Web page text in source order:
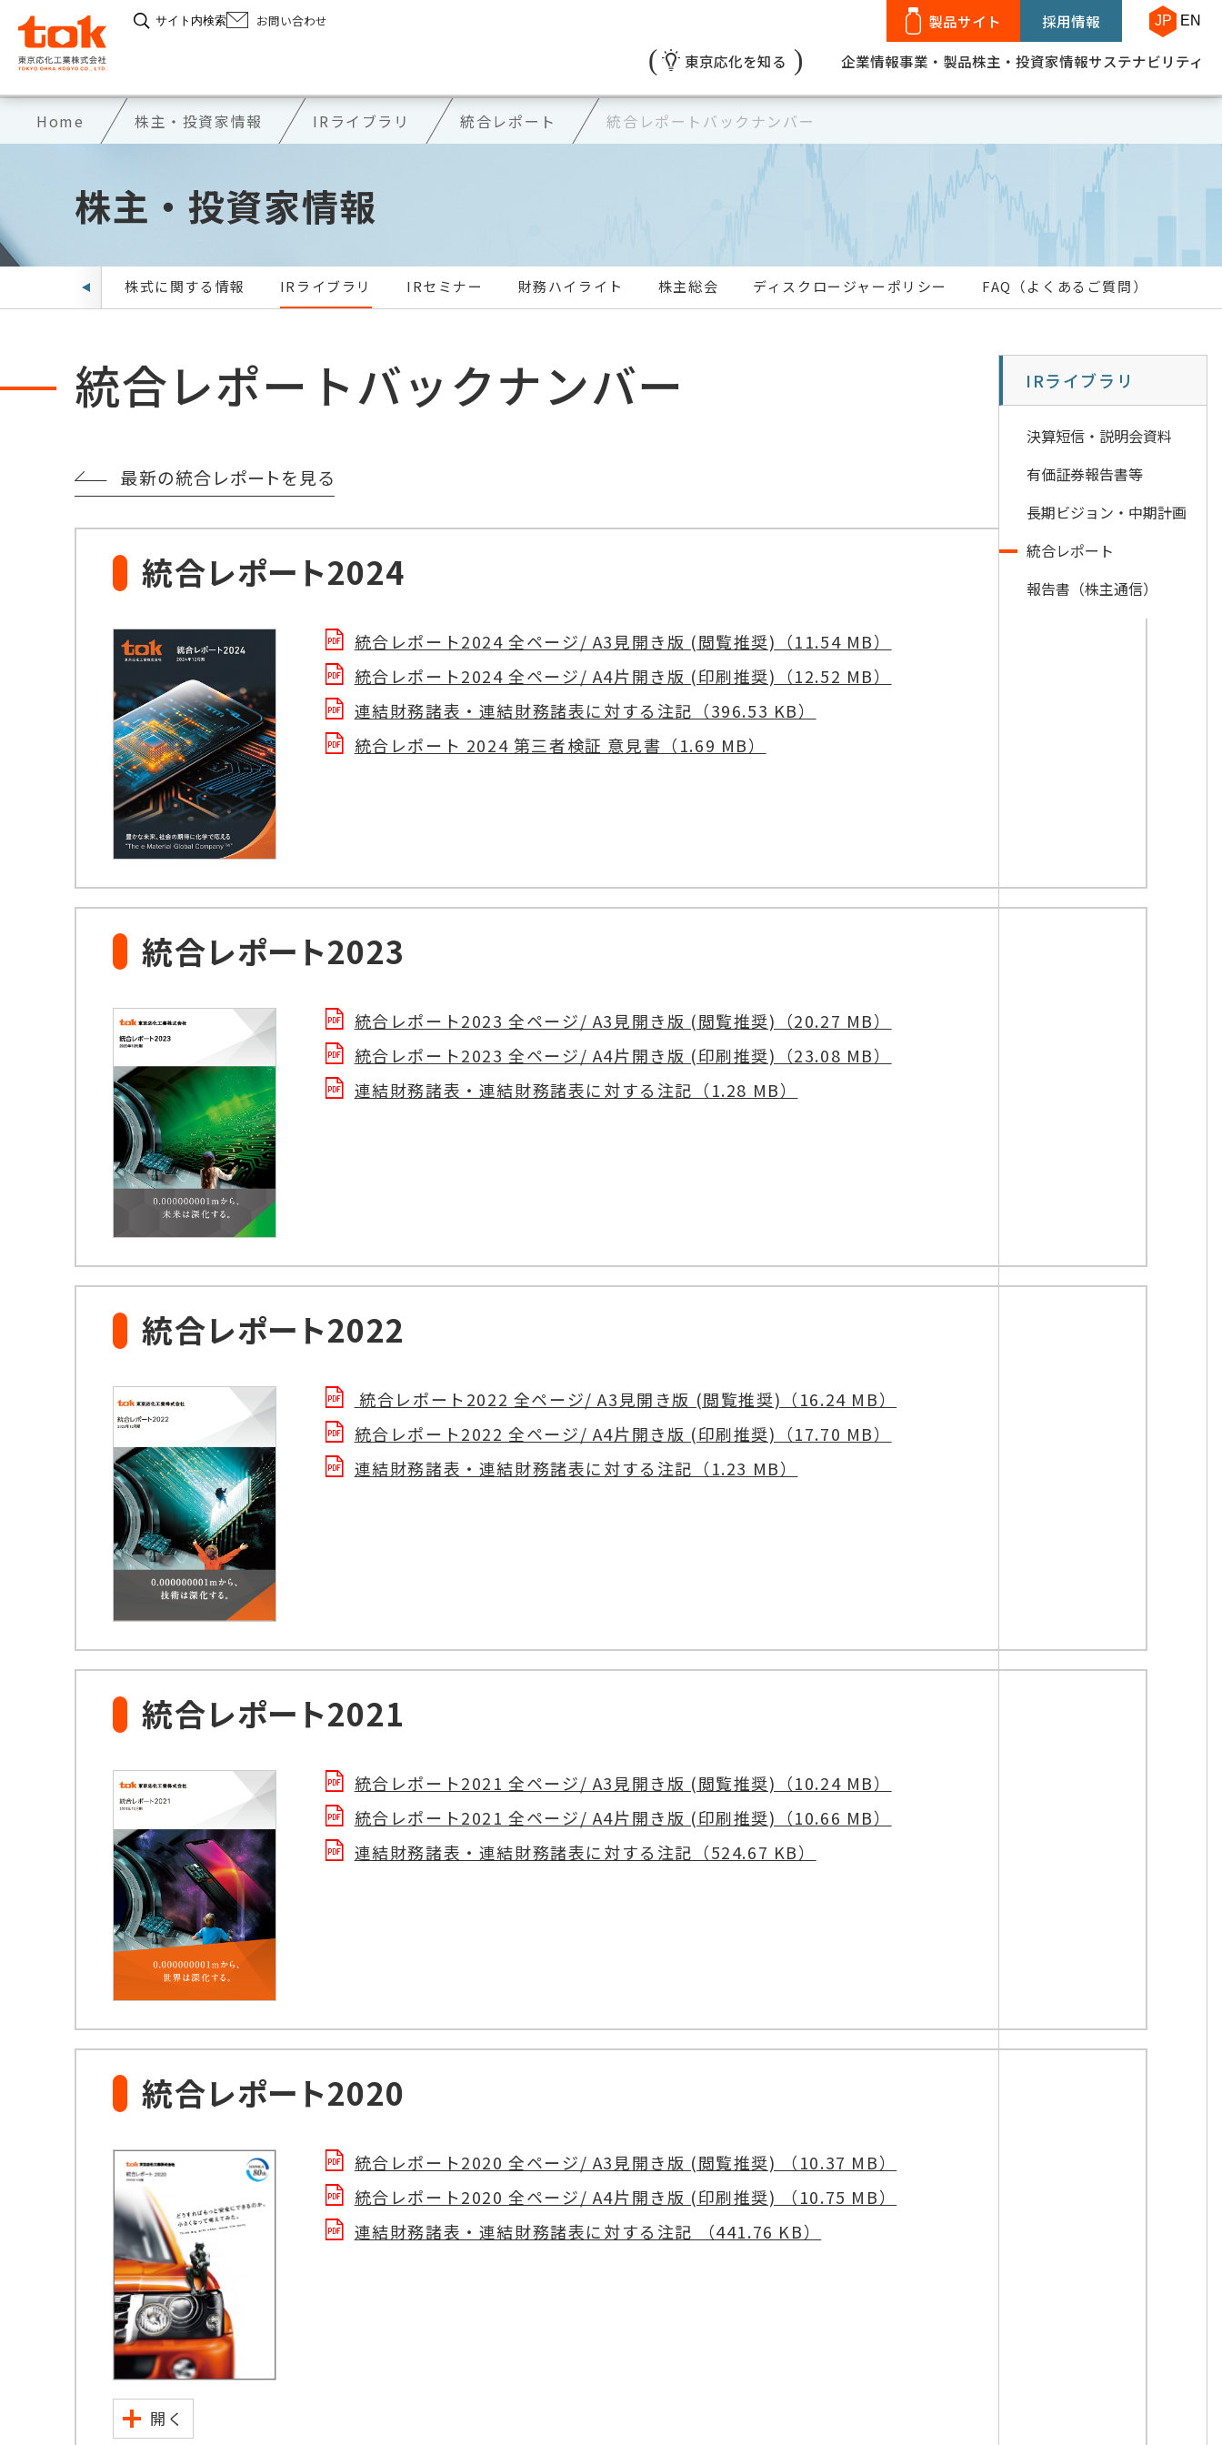
東京応化を知る 企業情報事業・製品株主・投資家情報サステナビリティ
サイト内検索 お問い合わせ 製品サイト 採用情報 JP EN
Home 株主・投資家情報 IRライブラリ 統合レポート 統合レポートバックナンバー
株主・投資家情報
IRニュース 株式に関する情報 IRライブラリ IRセミナー 財務ハイライト 株主総会 ディスクロージャーポリシー FAQ（よくあるご質問）
統合レポートバックナンバー
最新の統合レポートを見る
統合レポート2024
統合レポート2024 全ページ/ A3見開き版 (閲覧推奨)（11.54 MB）
統合レポート2024 全ページ/ A4片開き版 (印刷推奨)（12.52 MB）
連結財務諸表・連結財務諸表に対する注記（396.53 KB）
統合レポート 2024 第三者検証 意見書（1.69 MB）
統合レポート2023
統合レポート2023 全ページ/ A3見開き版 (閲覧推奨)（20.27 MB）
統合レポート2023 全ページ/ A4片開き版 (印刷推奨)（23.08 MB）
連結財務諸表・連結財務諸表に対する注記（1.28 MB）
統合レポート2022
統合レポート2022 全ページ/ A3見開き版 (閲覧推奨)（16.24 MB）
統合レポート2022 全ページ/ A4片開き版 (印刷推奨)（17.70 MB）
連結財務諸表・連結財務諸表に対する注記（1.23 MB）
統合レポート2021
統合レポート2021 全ページ/ A3見開き版 (閲覧推奨)（10.24 MB）
統合レポート2021 全ページ/ A4片開き版 (印刷推奨)（10.66 MB）
連結財務諸表・連結財務諸表に対する注記（524.67 KB）
統合レポート2020
統合レポート2020 全ページ/ A3見開き版 (閲覧推奨) （10.37 MB）
統合レポート2020 全ページ/ A4片開き版 (印刷推奨) （10.75 MB）
連結財務諸表・連結財務諸表に対する注記 （441.76 KB）
IRライブラリ
決算短信・説明会資料
有価証券報告書等
長期ビジョン・中期計画
統合レポート
報告書（株主通信）